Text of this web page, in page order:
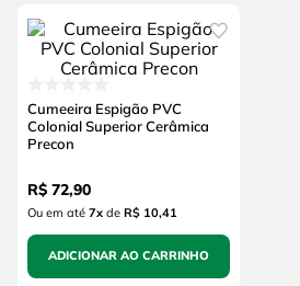
Cumeeira Espigão PVC
Colonial Superior Cerâmica
Precon
R$ 72,90
Ou em até 7xde R$ 10,41
ADICIONAR AO CARRINHO